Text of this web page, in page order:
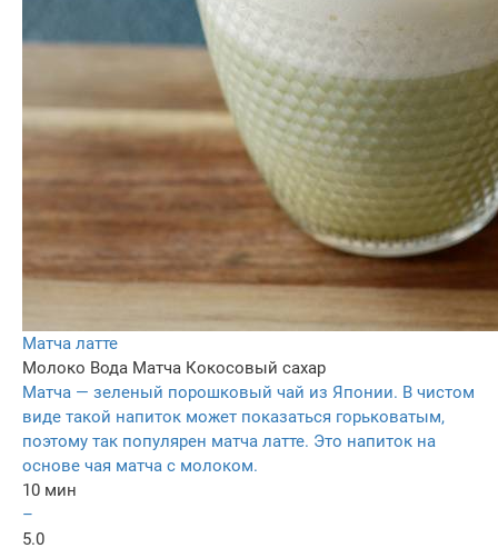
Матча латте
Молоко Вода Матча Кокосовый сахар
Матча — зеленый порошковый чай из Японии. В чистом
виде такой напиток может показаться горьковатым,
поэтому так популярен матча латте. Это напиток на
основе чая матча с молоком.
10 мин
–
5.0